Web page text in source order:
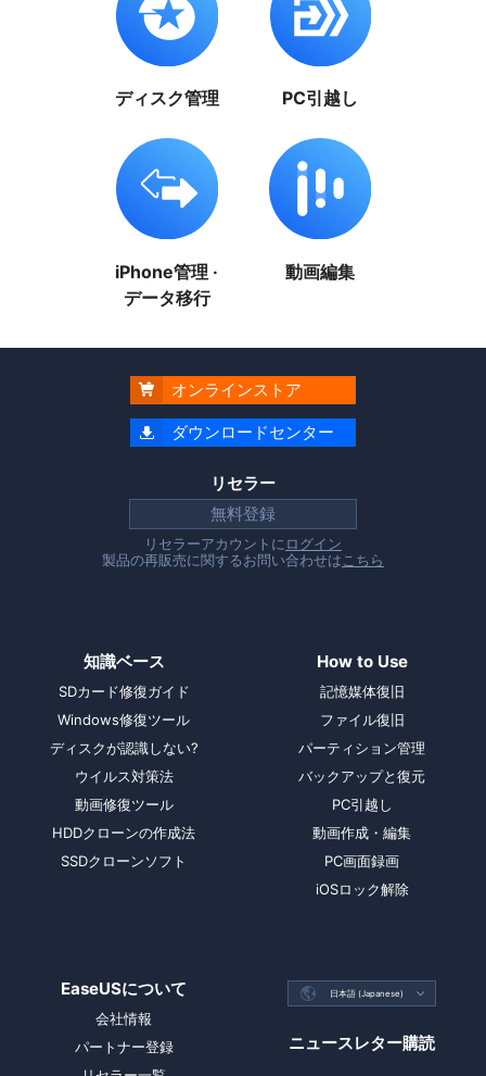
ディスク管理 PC引越し
iPhone管理 ·
データ移行
動画編集
 オンラインストア
 ダウンロードセンター
リセラー
無料登録
リセラーアカウントにログイン
製品の再販売に関するお問い合わせはこちら
知識ベース
SDカード修復ガイド
Windows修復ツール
ディスクが認識しない?
ウイルス対策法
動画修復ツール
HDDクローンの作成法
SSDクローンソフト
How to Use
記憶媒体復旧
ファイル復旧
パーティション管理
バックアップと復元
PC引越し
動画作成・編集
PC画面録画
iOSロック解除
EaseUSについて
会社情報
パートナー登録
 日本語 (Japanese) 
ニュースレター購読